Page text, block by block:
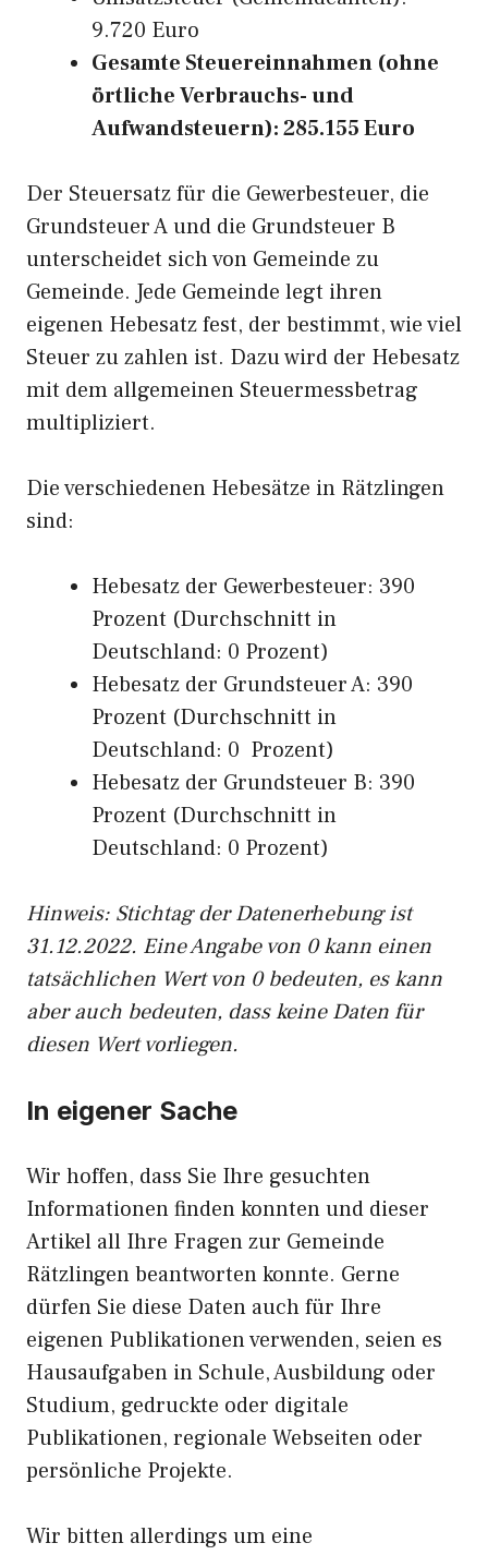
9.720 Euro
Gesamte Steuereinnahmen (ohne
örtliche Verbrauchs- und
Aufwandsteuern): 285.155 Euro
Der Steuersatz für die Gewerbesteuer, die
Grundsteuer A und die Grundsteuer B
unterscheidet sich von Gemeinde zu
Gemeinde. Jede Gemeinde legt ihren
eigenen Hebesatz fest, der bestimmt, wie viel
Steuer zu zahlen ist. Dazu wird der Hebesatz
mit dem allgemeinen Steuermessbetrag
multipliziert.
Die verschiedenen Hebesätze in Rätzlingen
sind:
Hebesatz der Gewerbesteuer: 390
Prozent (Durchschnitt in
Deutschland: 0 Prozent)
Hebesatz der Grundsteuer A: 390
Prozent (Durchschnitt in
Deutschland: 0 Prozent)
Hebesatz der Grundsteuer B: 390
Prozent (Durchschnitt in
Deutschland: 0 Prozent)
Hinweis: Stichtag der Datenerhebung ist
31.12.2022. Eine Angabe von 0 kann einen
tatsächlichen Wert von 0 bedeuten, es kann
aber auch bedeuten, dass keine Daten für
diesen Wert vorliegen.
In eigener Sache
Wir hoffen, dass Sie Ihre gesuchten
Informationen finden konnten und dieser
Artikel all Ihre Fragen zur Gemeinde
Rätzlingen beantworten konnte. Gerne
dürfen Sie diese Daten auch für Ihre
eigenen Publikationen verwenden, seien es
Hausaufgaben in Schule, Ausbildung oder
Studium, gedruckte oder digitale
Publikationen, regionale Webseiten oder
persönliche Projekte.
Wir bitten allerdings um eine